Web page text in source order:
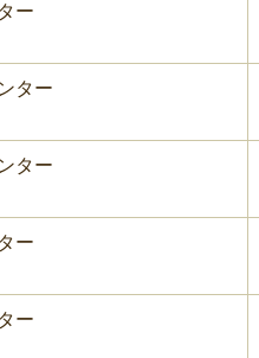
ー
ター
ター
ー
ー